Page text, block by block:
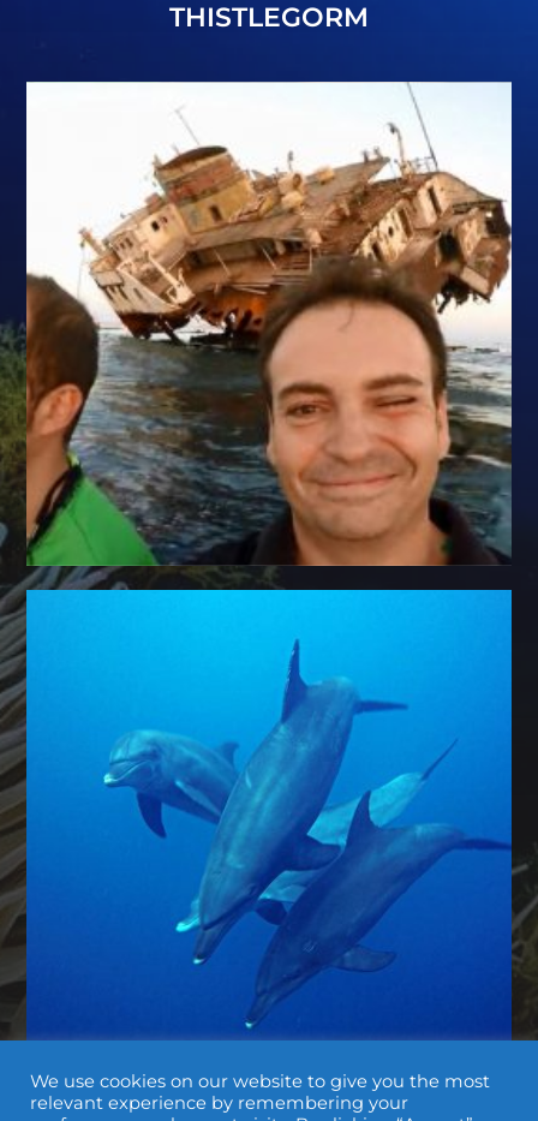
THISTLEGORM
We use cookies on our website to give you the most
relevant experience by remembering your